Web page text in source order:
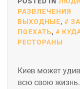
РАЗВЛЕЧЕНИЯ
ВЫХОДНЫЕ,
ПОЕХАТЬ,
РЕСТОРАНЫ
Киев может
всю свою